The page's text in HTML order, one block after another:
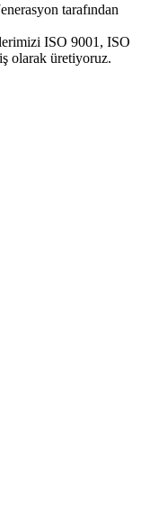
tarafından
ISO 9001, ISO
olarak üretiyoruz.